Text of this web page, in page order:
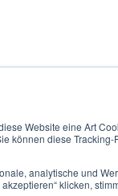
Website eine Art
können diese
analytische und
klicken,